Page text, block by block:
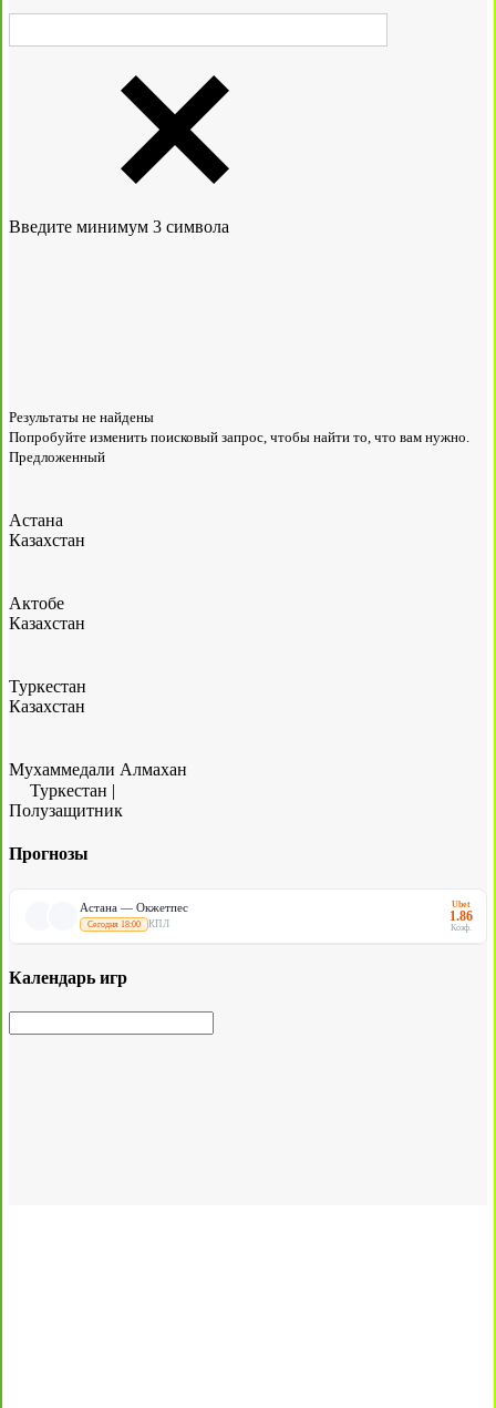
Введите минимум 3 символа
Результаты не найдены
Попробуйте изменить поисковый запрос, чтобы найти то, что вам нужно.
Предложенный
Астана
Казахстан
Актобе
Казахстан
Туркестан
Казахстан
Мухаммедали Алмахан
Туркестан |
Полузащитник
Прогнозы
Астана — Окжетпес
Сегодня 18:00 КПЛ
Ubet
1.86
Коэф.
Календарь игр